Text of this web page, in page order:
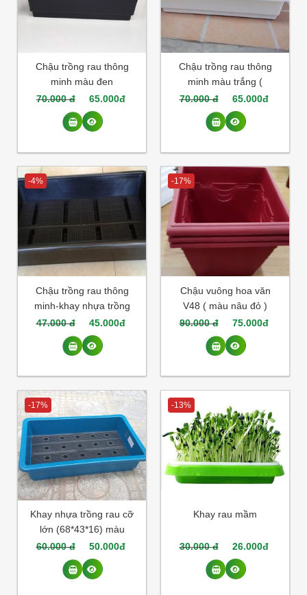
Chậu trồng rau thông
minh màu đen
68*43*20cm( đen sâu )
65.000đ
70.000 đ
Chậu trồng rau thông
minh màu trắng (
68*43*16)65.000đ
70.000 đ
-4%
Chậu trồng rau thông
minh-khay nhựa trồng
rau kích cỡ
68*43*16(màu đen)
45.000đ
47.000 đ
-17%
Chậu vuông hoa văn
V48 ( màu nâu đỏ )
75.000đ
90.000 đ
-17%
Khay nhựa trồng rau cỡ
lớn (68*43*16) màu
xanh ( xanh nước biển
hoặc xanh lá cây )
50.000đ
60.000 đ
-13%
Khay rau mầm
26.000đ
30.000 đ